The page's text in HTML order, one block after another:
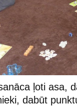
ļoti asa,
dabūt